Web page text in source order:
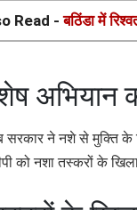
Read -बठिंडा में
सरकार ने नशे से मुक्ति के
को नशा तस्करों के